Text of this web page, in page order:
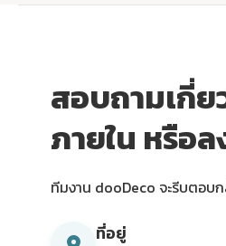
สอบถามเกี่
ภายใน หรือ
ทีมงาน dooDeco จะรีบตอบ
ที่อยู่